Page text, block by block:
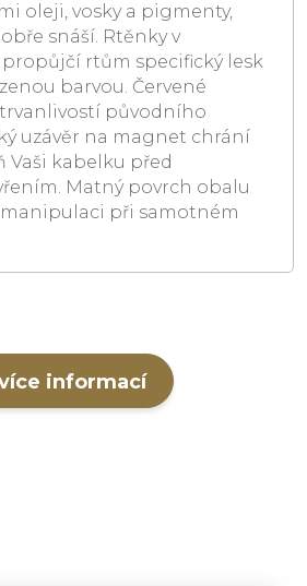
oleji, vosky a pigmenty,
snáší. Rtěnky v
rtům specifický lesk
barvou. Červené
původního
uzávěr na magnet chrání
Vaši kabelku před
Matný povrch obalu
při samotném
informací